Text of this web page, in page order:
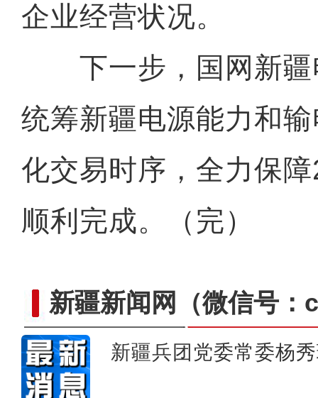
企业经营状况。
下一步，国网新疆
统筹新疆电源能力和
化交易时序，全力保
顺利完成。（完）
新疆新闻网 （微信号
新疆兵团党委常委杨